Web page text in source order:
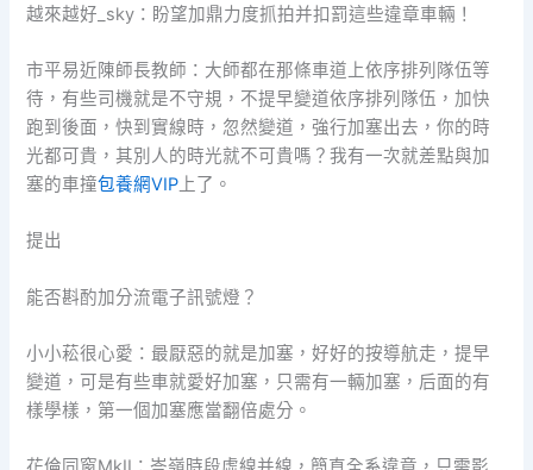
越來越好_sky：盼望加鼎力度抓拍并扣罰這些違章車輛！
市平易近陳師長教師：大師都在那條車道上依序排列隊伍等
待，有些司機就是不守規，不提早變道依序排列隊伍，加快
跑到後面，快到實線時，忽然變道，強行加塞出去，你的時
光都可貴，其別人的時光就不可貴嗎？我有一次就差點與加
塞的車撞包養網VIP 上了。
提出
能否斟酌加分流電子訊號燈？
小小菘很心愛：最厭惡的就是加塞，好好的按導航走，提早
變道，可是有些車就愛好加塞，只需有一輛加塞，后面的有
樣學樣，第一個加塞應當翻倍處分。